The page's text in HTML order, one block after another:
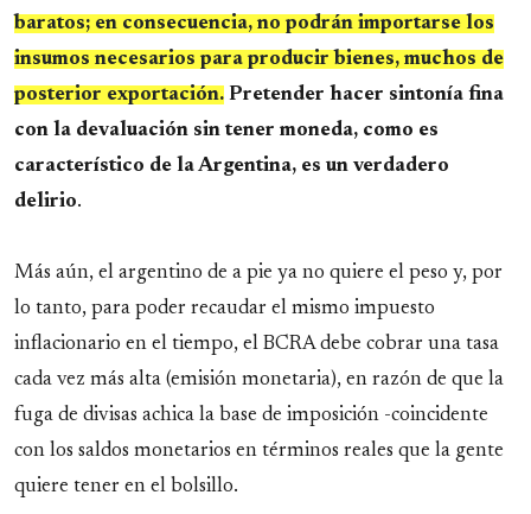
baratos; en consecuencia, no podrán importarse los
insumos necesarios para producir bienes, muchos de
posterior exportación. Pretender hacer sintonía fina
con la devaluación sin tener moneda, como es
característico de la Argentina, es un verdadero
delirio.
Más aún, el argentino de a pie ya no quiere el peso y, por
lo tanto, para poder recaudar el mismo impuesto
inflacionario en el tiempo, el BCRA debe cobrar una tasa
cada vez más alta (emisión monetaria), en razón de que la
fuga de divisas achica la base de imposición -coincidente
con los saldos monetarios en términos reales que la gente
quiere tener en el bolsillo.